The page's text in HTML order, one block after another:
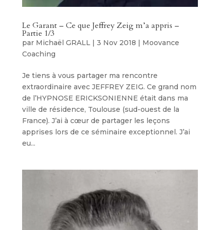
Le Garant – Ce que Jeffrey Zeig m’a appris –
Partie 1/3
par Michaël GRALL| 3 Nov 2018
Moovance
Coaching
Je tiens à vous partager ma rencontre
extraordinaire avec JEFFREY ZEIG. Ce grand nom
de l’HYPNOSE ERICKSONIENNE était dans ma
ville de résidence, Toulouse (sud-ouest de la
France). J’ai à cœur de partager les leçons
apprises lors de ce séminaire exceptionnel. J’ai
eu...